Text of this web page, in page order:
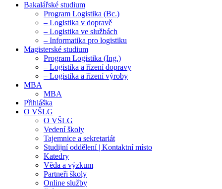
Bakalářské studium
Program Logistika (Bc.)
– Logistika v dopravě
– Logistika ve službách
– Informatika pro logistiku
Magisterské studium
Program Logistika (Ing.)
– Logistika a řízení dopravy
– Logistika a řízení výroby
MBA
MBA
Přihláška
O VŠLG
O VŠLG
Vedení školy
Tajemnice a sekretariát
Studijní oddělení | Kontaktní místo
Katedry
Věda a výzkum
Partneři školy
Online služby